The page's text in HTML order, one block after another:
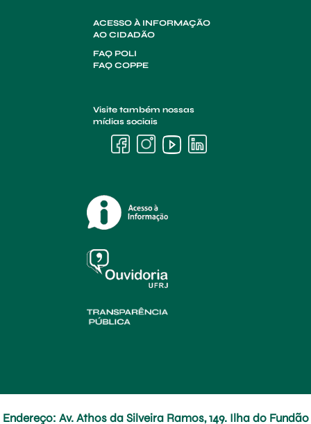
ACESSO À INFORMAÇÃO
AO CIDADÃO
FAQ POLI
FAQ COPPE
Visite também nossas
mídias sociais
Endereço: Av. Athos da Silveira Ramos, 149. Ilha do Fundão